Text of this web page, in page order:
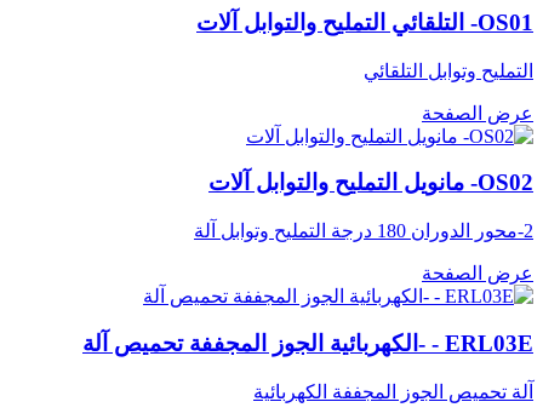
OS01- التلقائي التمليح والتوابل آلات
التمليح وتوابل التلقائي
عرض الصفحة
OS02- مانويل التمليح والتوابل آلات
2-محور الدوران 180 درجة التمليح وتوابل آلة
عرض الصفحة
ERL03E - -الكهربائية الجوز المجففة تحميص آلة
آلة تحميص الجوز المجففة الكهربائية